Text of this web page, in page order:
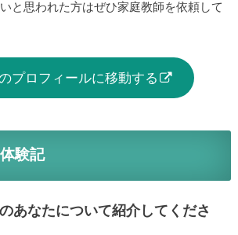
と思われた方はぜひ家庭教師を依頼して
プロフィールに移動する
験記
あなたについて紹介してくださ